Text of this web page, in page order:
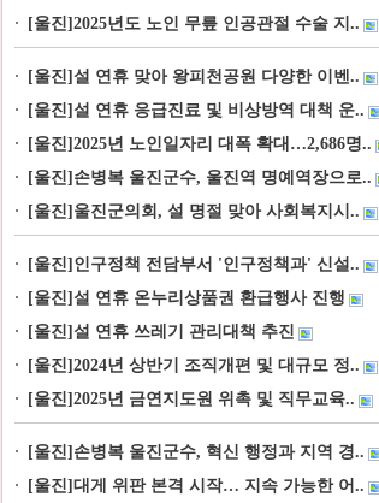
[울진]2025년도 노인 무릎 인공관절 수술 지..
[울진]설 연휴 맞아 왕피천공원 다양한 이벤..
[울진]설 연휴 응급진료 및 비상방역 대책 운..
[울진]2025년 노인일자리 대폭 확대…2,686명..
[울진]손병복 울진군수, 울진역 명예역장으로..
[울진]울진군의회, 설 명절 맞아 사회복지시..
[울진]인구정책 전담부서 '인구정책과' 신설..
[울진]설 연휴 온누리상품권 환급행사 진행
[울진]설 연휴 쓰레기 관리대책 추진
[울진]2024년 상반기 조직개편 및 대규모 정..
[울진]2025년 금연지도원 위촉 및 직무교육..
[울진]손병복 울진군수, 혁신 행정과 지역 경..
[울진]대게 위판 본격 시작… 지속 가능한 어..